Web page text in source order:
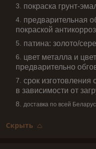
покраска грунт-
предварительная
покраской
патина: золото/
цвет металла и
предварительно
срок
в зависимости от
доставка по всей
Скрыть